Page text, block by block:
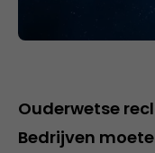
Ouderwetse
Bedrijven